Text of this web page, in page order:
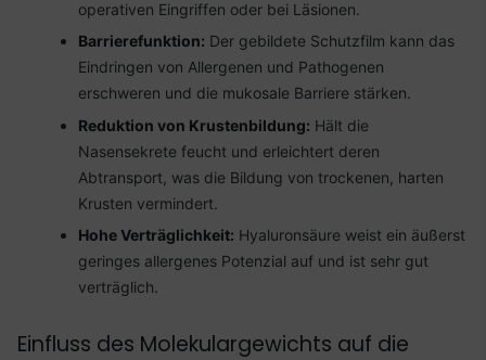
operativen Eingriffen oder bei Läsionen.
Barrierefunktion: Der gebildete Schutzfilm kann das
Eindringen von Allergenen und Pathogenen
erschweren und die mukosale Barriere stärken.
Reduktion von Krustenbildung: Hält die
Nasensekrete feucht und erleichtert deren
Abtransport, was die Bildung von trockenen, harten
Krusten vermindert.
Hohe Verträglichkeit: Hyaluronsäure weist ein äußerst
geringes allergenes Potenzial auf und ist sehr gut
verträglich.
Einfluss des Molekulargewichts auf die